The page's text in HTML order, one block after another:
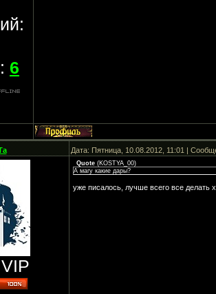
6
Дата: Пятница, 10.08.2012, 11:01 |
Quote(KOSTYA_00)
А магу какие дары?
уже писалось, лучше всего все делать